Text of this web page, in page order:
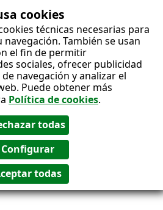
cookies
técnicas necesarias para
También se usan
el fin de permitir
sociales, ofrecer publicidad
navegación y analizar el
Puede obtener más
Política de cookies.